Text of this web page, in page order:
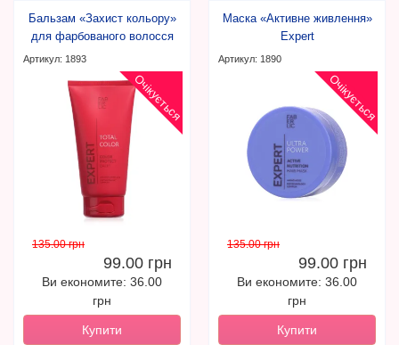
Бальзам «Захист кольору»
для фарбованого волосся
Expert
Артикул: 1893
Очікується
135.00 грн
99.00 грн
Ви економите: 36.00
грн
Купити
Маска «Активне живлення»
Expert
Артикул: 1890
Очікується
135.00 грн
99.00 грн
Ви економите: 36.00
грн
Купити